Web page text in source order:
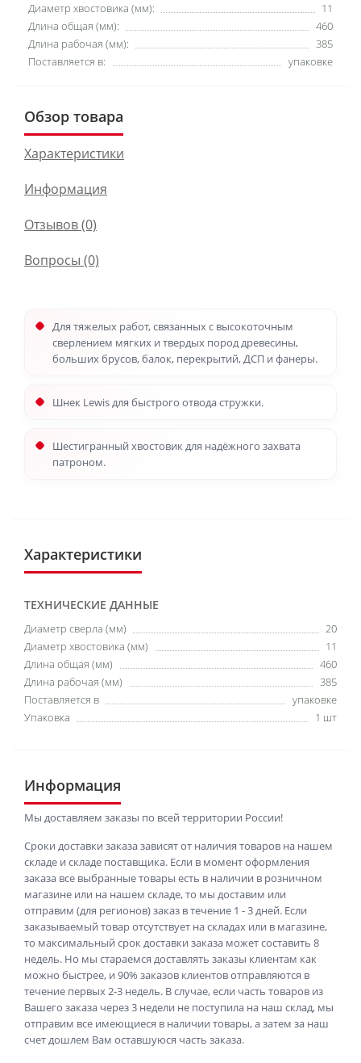
Диаметр хвостовика (мм):
11
Длина общая (мм):
460
Длина рабочая (мм):
385
Поставляется в:
упаковке
Обзор товара
Характеристики
Информация
Отзывов (0)
Вопросы (0)
Для тяжелых работ, связанных с высокоточным
сверлением мягких и твердых пород древесины,
больших брусов, балок, перекрытий, ДСП и фанеры.
Шнек Lewis для быстрого отвода стружки.
Шестигранный хвостовик для надёжного захвата
патроном.
Характеристики
ТЕХНИЧЕСКИЕ ДАННЫЕ
Диаметр сверла (мм)
20
Диаметр хвостовика (мм)
11
Длина общая (мм)
460
Длина рабочая (мм)
385
Поставляется в
упаковке
Упаковка
1 шт
Информация
Мы доставляем заказы по всей территории России!
Сроки доставки заказа зависят от наличия товаров на нашем
складе и складе поставщика. Если в момент оформления
заказа все выбранные товары есть в наличии в розничном
магазине или на нашем складе, то мы доставим или
отправим (для регионов) заказ в течение 1 - 3 дней. Если
заказываемый товар отсутствует на складах или в магазине,
то максимальный срок доставки заказа может составить 8
недель. Но мы стараемся доставлять заказы клиентам как
можно быстрее, и 90% заказов клиентов отправляются в
течение первых 2-3 недель. В случае, если часть товаров из
Вашего заказа через 3 недели не поступила на наш склад, мы
отправим все имеющиеся в наличии товары, а затем за наш
счет дошлем Вам оставшуюся часть заказа.